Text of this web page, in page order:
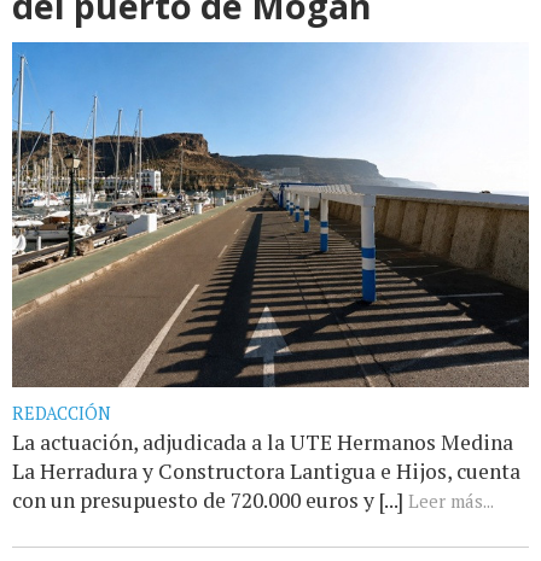
REDACCIÓN
La actuación, adjudicada a la UTE Hermanos Medina
La Herradura y Constructora Lantigua e Hijos, cuenta
con un presupuesto de 720.000 euros y [...] Leer más...